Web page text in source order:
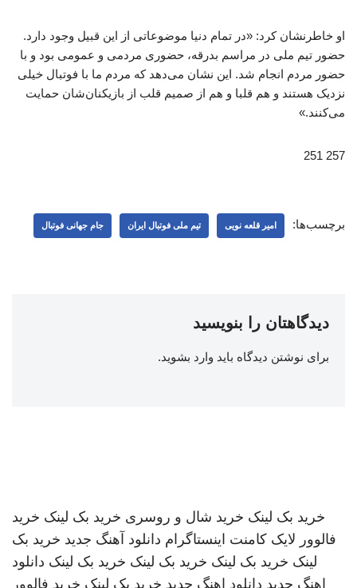
او خاطرنشان کرد: «در تمام دنیا موضوعاتی از این قبیل وجود دارد.
حضور تیم ملی در مراسم بدرقه، حضوری مردمی و عمومی بود و با
حضور مردم انجام شد. این نشان می‌دهد که مردم ما با فوتبال خیلی
نزدیک هستند و هم قلبا و هم از صمیم قلب از بازیکنان‌شان حمایت
می‌کنند.»
257 251
برچسب‌ها: امیر قلعه نویی تیم ملی فوتبال ایران جام جهانی فوتبال
دیدگاهتان را بنویسید
برای نوشتن دیدگاه باید وارد بشوید.
خرید بک لینک خرید شال و روسری خرید بک لینک خرید
فالوور لایک کامنت اینستاگرام دانلود آهنگ جدید خرید بک
لینک خرید بک لینک خرید بک لینک خرید بک لینک دانلود
اهنگ جدید دانلود اهنگ جدید خرید بک لینک خرید فالوور